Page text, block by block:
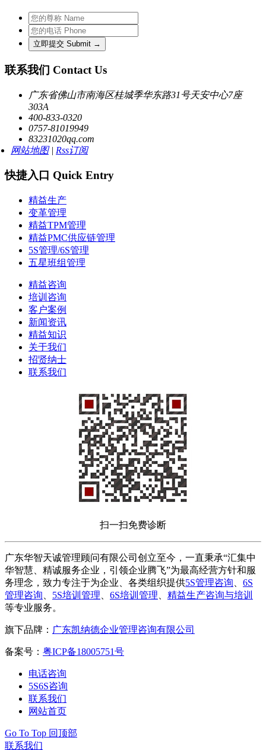
联系我们 Contact Us
广东省佛山市南海区桂城季华东路31号天安中心7座
303A
400-833-0320
0757-81019949
83231020qq.com
网站地图| Rss订阅
快捷入口 Quick Entry
精益生产
变革管理
精益TPM管理
精益PMC供应链管理
5S管理/6S管理
五星班组管理
精益咨询
培训咨询
客户案例
新闻资讯
精益知识
关于我们
招贤纳士
联系我们
扫一扫免费诊断
广东华智天诚管理顾问有限公司创立至今，一直秉承“汇集中
华智慧、精诚服务企业，引领企业腾飞”为最高经营方针和服
务理念，致力专注于为企业、各类组织提供5S管理咨询
6S
管理咨询
5S培训管理 6S培训管理
精益生产咨询与培训
等专业服务。
旗下品牌： 广东凯纳德企业管理咨询有限公司
备案号： 粤ICP备18005751号
电话咨询
5S6S咨询
联系我们
网站首页
Go To Top 回顶部
联系我们